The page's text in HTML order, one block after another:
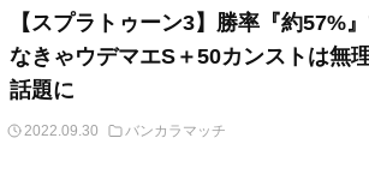
【スプラトゥーン3】勝率『約57%
なきゃウデマエS＋50カンストは無
話題に
2022.09.30 バンカラマッチ